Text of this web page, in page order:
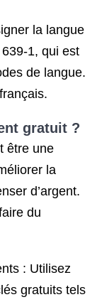
la langue
1, qui est
de langue.
gratuit ?
être une
la
d’argent.
du
: Utilisez
gratuits tels